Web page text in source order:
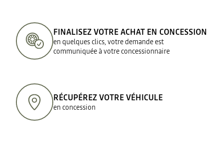
FINALISEZ VOTRE ACHAT EN CONCESSION
en quelques clics, votre demande est
communiquée à votre concessionnaire
RÉCUPÉREZ VOTRE VÉHICULE
en concession